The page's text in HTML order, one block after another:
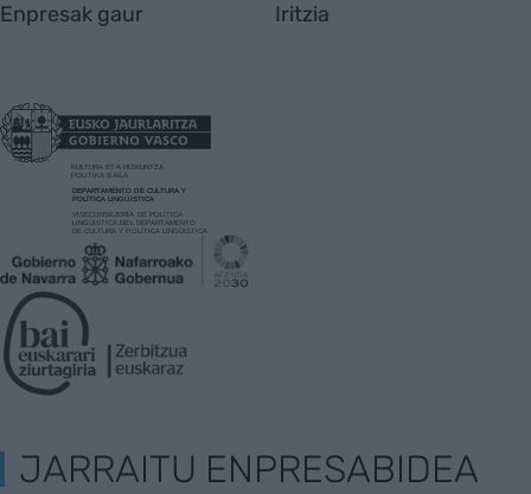
Enpresak gaur Iritzia
JARRAITU ENPRESABIDEA